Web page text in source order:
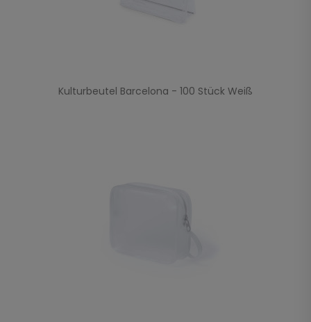
Kulturbeutel Barcelona - 100 Stück Weiß